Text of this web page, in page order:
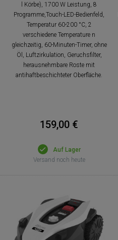
l Körbe), 1700 W Leistung, 8
Programme,Touch-LED-Bedienfeld,
Temperatur 60-200 °C, 2
verschiedene Temperature n
gleichzeitig, 60-Minuten-Timer, ohne
Öl, Luftzirkulation, Geruchsfilter,
herausnehmbare Roste mit
antihaftbeschichteter Oberfläche.
159,00 €
Auf Lager
Versand noch heute